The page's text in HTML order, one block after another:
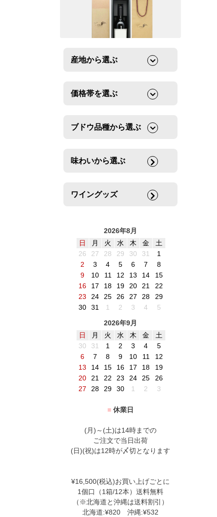
産地から選ぶ
価格帯を選ぶ
ブドウ品種から選ぶ
味わいから選ぶ
ワイングッズ
2026年8月
日
月 火 水 木 金
土
26
27 28 29 30 31
1
2
3 4 5 6 7
8
9
10 11 12 13 14
15
16
17 18 19 20 21
22
23
24 25 26 27 28
29
30
31 1 2 3 4
5
2026年9月
日
月 火 水 木 金
土
30
31 1 2 3 4
5
6
7 8 9 10 11
12
13
14 15 16 17 18
19
20
21 22 23 24 25
26
27
28 29 30 1 2 3
■ 休業日
(月)～(土)は14時までの
ご注文で当日出荷
(日)(祝)は12時が〆切となります
¥16,500(税込)お買い上げごとに
1個口（1箱/12本）送料無料
（※北海道と沖縄は送料割引）
北海道:¥820 沖縄:¥532